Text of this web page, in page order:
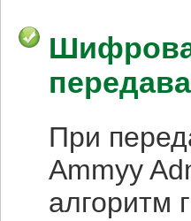
При
Ammyy
алгоритм